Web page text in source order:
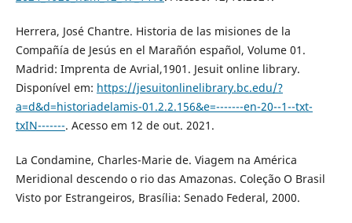
Herrera, José Chantre. Historia de las misiones de la
Compañía de Jesús en el Marañón español, Volume 01.
Madrid: Imprenta de Avrial,1901. Jesuit online library.
Disponível em: https://jesuitonlinelibrary.bc.edu/?
a=d&d=historiadelamis-01.2.2.156&e=-------en-20--1--txt-
txIN-------. Acesso em 12 de out. 2021.
La Condamine, Charles-Marie de. Viagem na América
Meridional descendo o rio das Amazonas. Coleção O Brasil
Visto por Estrangeiros, Brasília: Senado Federal, 2000.